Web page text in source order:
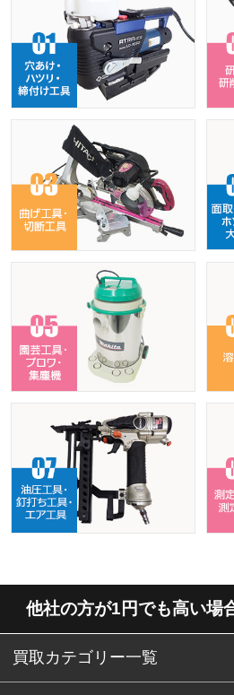
他社の方が1円でも高い場
買取カテゴリー一覧